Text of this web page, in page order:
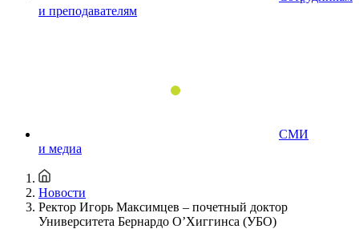
и преподавателям
СМИ
и медиа
Новости
Ректор Игорь Максимцев – почетный доктор
Университета Бернардо О’Хиггинса (УБО)